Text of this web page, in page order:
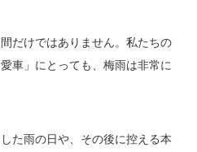
だけではありません。私たちの
車」にとっても、梅雨は非常に
た雨の日や、その後に控える本